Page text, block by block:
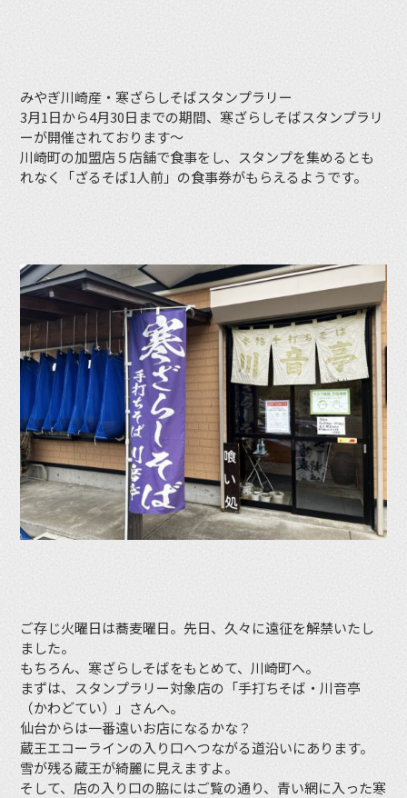
みやぎ川崎産・寒ざらしそばスタンプラリー
3月1日から4月30日までの期間、寒ざらしそばスタンプラリ
ーが開催されております〜
川崎町の加盟店５店舗で食事をし、スタンプを集めるとも
れなく「ざるそば1人前」の食事券がもらえるようです。
ご存じ火曜日は蕎麦曜日。先日、久々に遠征を解禁いたし
ました。
もちろん、寒ざらしそばをもとめて、川崎町へ。
まずは、スタンプラリー対象店の「手打ちそば・川音亭
（かわどてい）」さんへ。
仙台からは一番遠いお店になるかな？
蔵王エコーラインの入り口へつながる道沿いにあります。
雪が残る蔵王が綺麗に見えますよ。
そして、店の入り口の脇にはご覧の通り、青い網に入った寒